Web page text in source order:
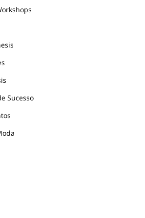
Sucesso